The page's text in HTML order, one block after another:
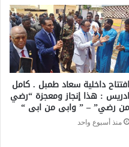
افتتاح داخلية سعاد طمبل . كامل
ادريس : هذا إنجاز ومعجزة “رضي
من رضي” – ” وابى من ابى “
منذ أسبوع واحد